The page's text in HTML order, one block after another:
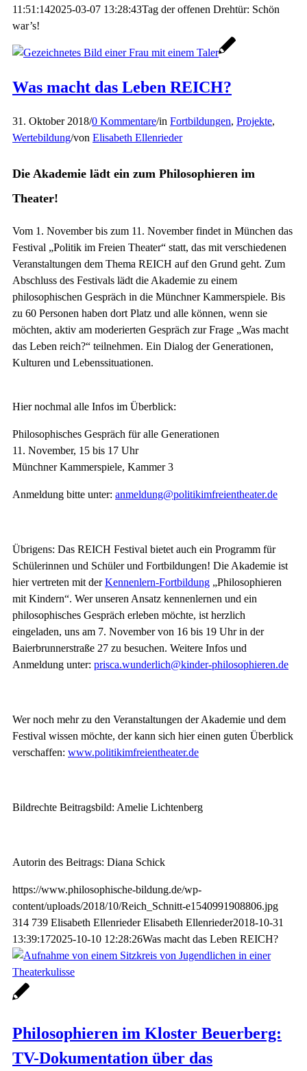
11:51:142025-03-07 13:28:43Tag der offenen Drehtür: Schön
war’s!
Was macht das Leben REICH?
31. Oktober 2018/0 Kommentare/in Fortbildungen, Projekte,
Wertebildung/von Elisabeth Ellenrieder
Die Akademie lädt ein zum Philosophieren im
Theater!
Vom 1. November bis zum 11. November findet in München das
Festival „Politik im Freien Theater“ statt, das mit verschiedenen
Veranstaltungen dem Thema REICH auf den Grund geht. Zum
Abschluss des Festivals lädt die Akademie zu einem
philosophischen Gespräch in die Münchner Kammerspiele. Bis
zu 60 Personen haben dort Platz und alle können, wenn sie
möchten, aktiv am moderierten Gespräch zur Frage „Was macht
das Leben reich?“ teilnehmen. Ein Dialog der Generationen,
Kulturen und Lebenssituationen.
Hier nochmal alle Infos im Überblick:
Philosophisches Gespräch für alle Generationen
11. November, 15 bis 17 Uhr
Münchner Kammerspiele, Kammer 3
Anmeldung bitte unter: anmeldung@politikimfreientheater.de
Übrigens: Das REICH Festival bietet auch ein Programm für
Schülerinnen und Schüler und Fortbildungen! Die Akademie ist
hier vertreten mit derKennenlern-Fortbildung „Philosophieren
mit Kindern“. Wer unseren Ansatz kennenlernen und ein
philosophisches Gespräch erleben möchte, ist herzlich
eingeladen, uns am 7. November von 16 bis 19 Uhr in der
Baierbrunnerstraße 27 zu besuchen. Weitere Infos und
Anmeldung unter: prisca.wunderlich@kinder-philosophieren.de
Wer noch mehr zu den Veranstaltungen der Akademie und dem
Festival wissen möchte, der kann sich hier einen guten Überblick
verschaffen: www.politikimfreientheater.de
Bildrechte Beitragsbild: Amelie Lichtenberg
Autorin des Beitrags: Diana Schick
https://www.philosophische-bildung.de/wp-
content/uploads/2018/10/Reich_Schnitt-e1540991908806.jpg
314 739 Elisabeth Ellenrieder Elisabeth Ellenrieder2018-10-31
13:39:172025-10-10 12:28:26Was macht das Leben REICH?
Philosophieren im Kloster Beuerberg:
TV-Dokumentation über das